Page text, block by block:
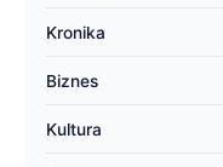
Kronika
Biznes
Kultura